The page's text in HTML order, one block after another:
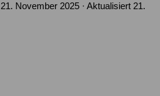
21. November 2025 · Aktualisiert 21.